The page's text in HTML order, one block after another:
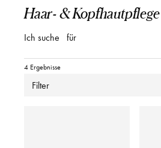
Haar- & Kopfhautpflege
Ich suche für
4 Ergebnisse
Filter